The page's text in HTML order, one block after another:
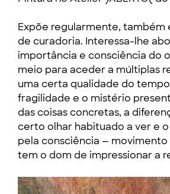
Expõe regularmente, também
de curadoria. Interessa-lhe
importância e consciência do
meio para aceder a múltiplas
uma certa qualidade do
fragilidade e o mistério
das coisas concretas, a
certo olhar habituado a ver e
pela consciência —
tem o dom de impressionar a